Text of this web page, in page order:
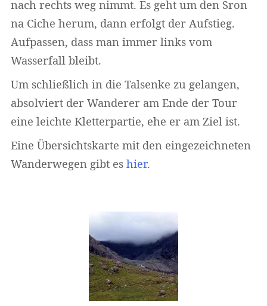
nach rechts weg nimmt. Es geht um den Sron
na Ciche herum, dann erfolgt der Aufstieg.
Aufpassen, dass man immer links vom
Wasserfall bleibt.
Um schließlich in die Talsenke zu gelangen,
absolviert der Wanderer am Ende der Tour
eine leichte Kletterpartie, ehe er am Ziel ist.
Eine Übersichtskarte mit den eingezeichneten
Wanderwegen gibt es hier.
Widerrufsformular